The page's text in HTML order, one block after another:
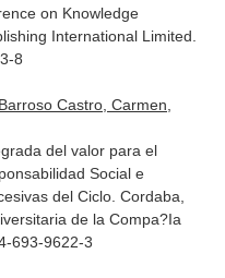
on Knowledge
International Limited.
8
Castro, Carmen,
del valor para el
Social e
del Ciclo. Cordaba,
de la Compa?Ia
693-9622-3